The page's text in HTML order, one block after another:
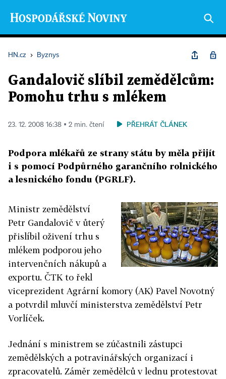
HN.cz › Byznys
Gandalovič slíbil zemědělcům:
Pomohu trhu s mlékem
23. 12. 2008 16:38 ▪ 2 min. čtení PŘEHRÁT ČLÁNEK
Podpora mlékařů ze strany státu by měla přijít
i s pomocí Podpůrného garančního rolnického
a lesnického fondu (PGRLF).
Ministr zemědělství
Petr Gandalovič v ůterý
přislíbil oživení trhu s
mlékem podporou jeho
intervenčních nákupů a
exportu. ČTK to řekl
viceprezident Agrární komory (AK) Pavel Novotný
a potvrdil mluvčí ministerstva zemědělství Petr
Vorlíček.
Jednání s ministrem se zúčastnili zástupci
zemědělských a potravinářských organizací i
zpracovatelů. Záměr zemědělců v lednu protestovat